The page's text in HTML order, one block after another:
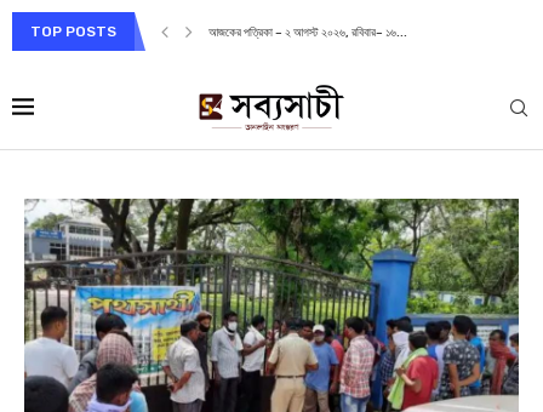
TOP POSTS আজকের পত্রিকা – ২ আগস্ট ২০২৬, রবিবার– ১৬...